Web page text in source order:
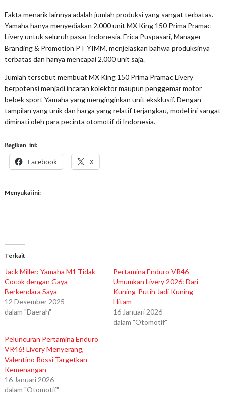
Fakta menarik lainnya adalah jumlah produksi yang sangat terbatas.
Yamaha hanya menyediakan 2.000 unit MX King 150 Prima Pramac
Livery untuk seluruh pasar Indonesia. Erica Puspasari, Manager
Branding & Promotion PT YIMM, menjelaskan bahwa produksinya
terbatas dan hanya mencapai 2.000 unit saja.
Jumlah tersebut membuat MX King 150 Prima Pramac Livery
berpotensi menjadi incaran kolektor maupun penggemar motor
bebek sport Yamaha yang menginginkan unit eksklusif. Dengan
tampilan yang unik dan harga yang relatif terjangkau, model ini sangat
diminati oleh para pecinta otomotif di Indonesia.
Bagikan ini:
Facebook X
Menyukai ini:
Terkait
Jack Miller: Yamaha M1 Tidak
Cocok dengan Gaya
Berkendara Saya
12 Desember 2025
dalam "Daerah"
Pertamina Enduro VR46
Umumkan Livery 2026: Dari
Kuning-Putih Jadi Kuning-
Hitam
16 Januari 2026
dalam "Otomotif"
Peluncuran Pertamina Enduro
VR46! Livery Menyerang,
Valentino Rossi Targetkan
Kemenangan
16 Januari 2026
dalam "Otomotif"